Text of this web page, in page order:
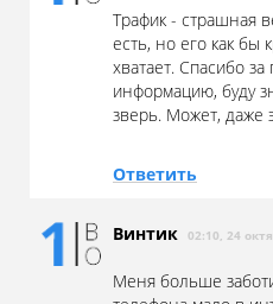
Трафик - страшная
есть, но его как бы
хватает. Спасибо
информацию, буду
зверь. Может, даже
Ответить
Винтик 02:10, 24
Меня больше